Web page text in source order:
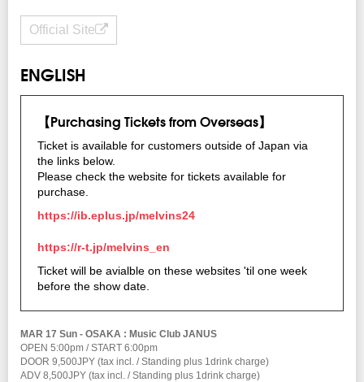
Official Site
ENGLISH
【Purchasing Tickets from Overseas】
Ticket is available for customers outside of Japan via
the links below.
Please check the website for tickets available for
purchase.
https://ib.eplus.jp/melvins24
https://r-t.jp/melvins_en
Ticket will be avialble on these websites 'til one week
before the show date.
MAR 17 Sun - OSAKA : Music Club JANUS
OPEN 5:00pm / START 6:00pm
DOOR 9,500JPY (tax incl. / Standing plus 1drink charge)
ADV 8,500JPY (tax incl. / Standing plus 1drink charge)